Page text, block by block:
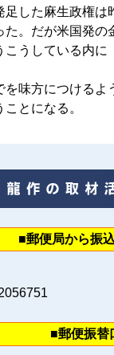
した麻生政権は
た。だが米国発
うしている内に
味方につけるよ
とになる。
■郵便局から振
■郵便振替